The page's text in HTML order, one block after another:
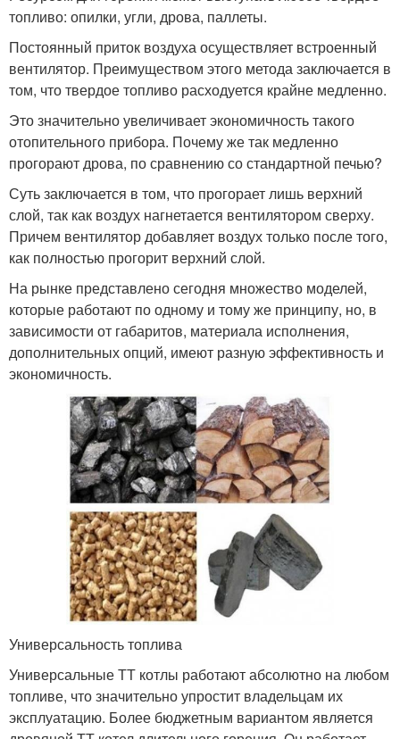
топливо: опилки, угли, дрова, паллеты.
Постоянный приток воздуха осуществляет встроенный
вентилятор. Преимуществом этого метода заключается в
том, что твердое топливо расходуется крайне медленно.
Это значительно увеличивает экономичность такого
отопительного прибора. Почему же так медленно
прогорают дрова, по сравнению со стандартной печью?
Суть заключается в том, что прогорает лишь верхний
слой, так как воздух нагнетается вентилятором сверху.
Причем вентилятор добавляет воздух только после того,
как полностью прогорит верхний слой.
На рынке представлено сегодня множество моделей,
которые работают по одному и тому же принципу, но, в
зависимости от габаритов, материала исполнения,
дополнительных опций, имеют разную эффективность и
экономичность.
Универсальность топлива
Универсальные ТТ котлы работают абсолютно на любом
топливе, что значительно упростит владельцам их
эксплуатацию. Более бюджетным вариантом является